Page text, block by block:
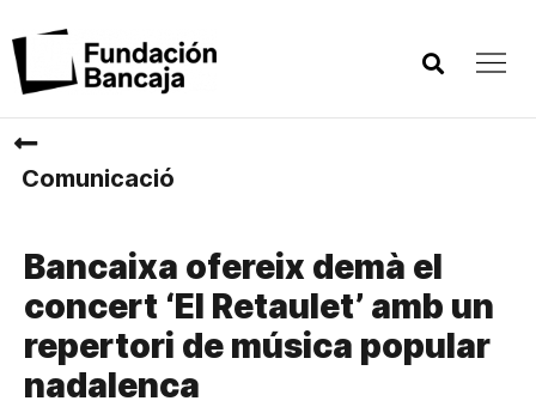
Comunicació
Bancaixa ofereix demà el
concert ‘El Retaulet’ amb un
repertori de música popular
nadalenca